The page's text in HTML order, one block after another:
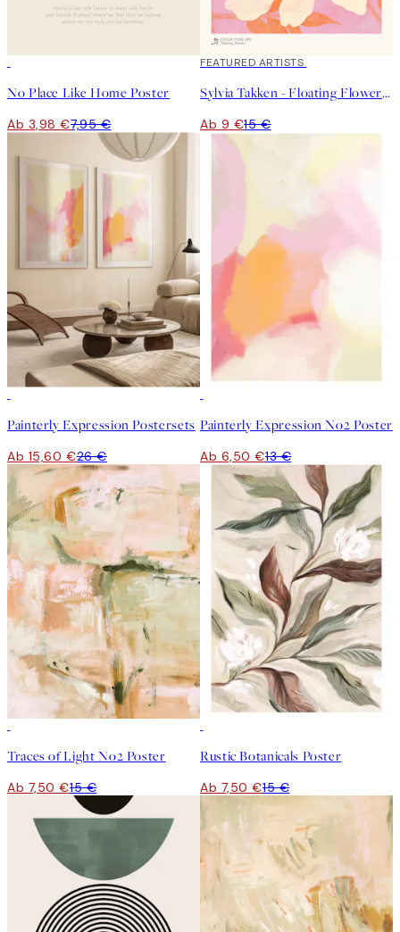
No Place Like Home Poster
Ab 3,98 €7,95 €
40%*
FEATURED ARTISTS
Sylvia Takken - Floating Flowers Poster
Ab 9 €15 €
Painterly Expression Postersets
Ab 15,60 €26 €
Painterly Expression No2 Poster
Ab 6,50 €13 €
Traces of Light No2 Poster
Ab 7,50 €15 €
Rustic Botanicals Poster
Ab 7,50 €15 €